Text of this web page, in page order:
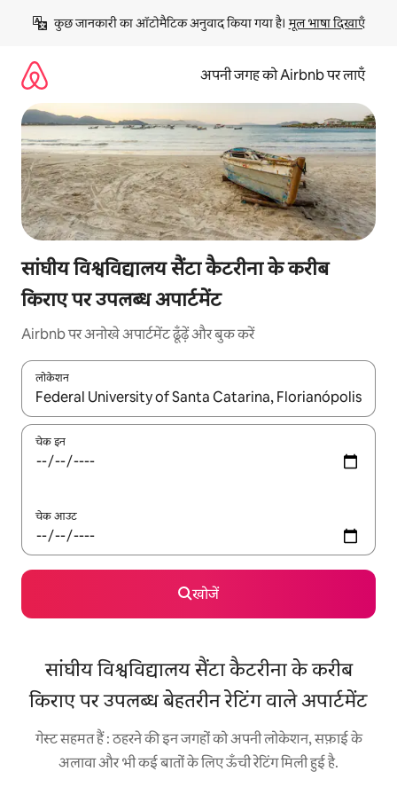
छोड़कर
कॉन्टेंट
कुछ जानकारी का ऑटोमैटिक अनुवाद किया गया है। मूल भाषा दिखाएँ
अपनी जगह को Airbnb पर लाएँ
सांघीय विश्वविद्यालय सैंटा कैटरीना के करीब
किराए पर उपलब्ध अपार्टमेंट
Airbnb पर अनोखे अपार्टमेंट ढूँढ़ें और बुक करें
लोकेशन
नतीजों के उपलब्ध होने पर, अप और डाउन 'ऐरो की' का इस्तेमाल करके नेविगेट
चेक इन
चेक आउट
खोजें
सांघीय विश्वविद्यालय सैंटा कैटरीना के करीब
किराए पर उपलब्ध बेहतरीन रेटिंग वाले अपार्टमेंट
गेस्ट सहमत हैं : ठहरने की इन जगहों को अपनी लोकेशन, सफ़ाई के
अलावा और भी कई बातों के लिए ऊँची रेटिंग मिली हुई है.